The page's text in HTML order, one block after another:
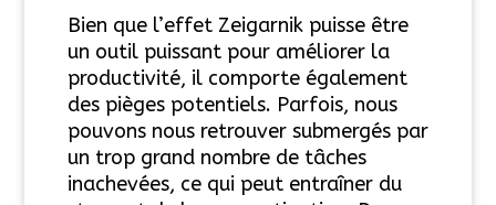
Bien que l’effet Zeigarnik puisse être
un outil puissant pour améliorer la
productivité, il comporte également
des pièges potentiels. Parfois, nous
pouvons nous retrouver submergés par
un trop grand nombre de tâches
inachevées, ce qui peut entraîner du